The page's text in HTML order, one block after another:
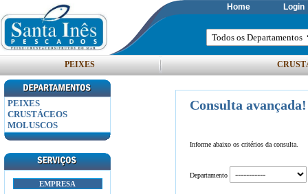
Home Login
PEIXES
PEIXES
CRUSTÁCEOS
MOLUSCOS
EMPRESA
Consulta avançada!
Informe abaixo os critérios da consulta.
Departamento